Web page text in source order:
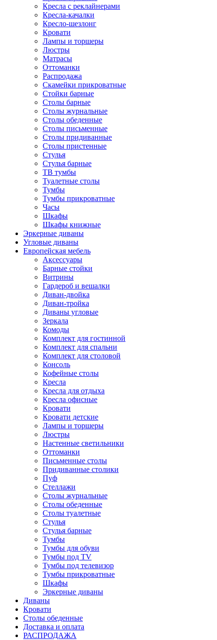
Кресла с реклайнерами
Кресла-качалки
Кресло-шезлонг
Кровати
Лампы и торшеры
Люстры
Матрасы
Оттоманки
Распродажа
Скамейки прикроватные
Стойки барные
Столы барные
Столы журнальные
Столы обеденные
Столы письменные
Столы придиванные
Столы пристенные
Стулья
Стулья барные
ТВ тумбы
Туалетные столы
Тумбы
Тумбы прикроватные
Часы
Шкафы
Шкафы книжные
Эркерные диваны
Угловые диваны
Европейская мебель
Аксессуары
Барные стойки
Витрины
Гардероб и вешалки
Диван-двойка
Диван-тройка
Диваны угловые
Зеркала
Комоды
Комплект для гостинной
Комплект для спальни
Комплект для столовой
Консоль
Кофейные столы
Кресла
Кресла для отдыха
Кресла офисные
Кровати
Кровати детские
Лампы и торшеры
Люстры
Настенные светильники
Оттоманки
Письменные столы
Придиванные столики
Пуф
Стеллажи
Столы журнальные
Столы обеденные
Столы туалетные
Стулья
Стулья барные
Тумбы
Тумбы для обуви
Тумбы под TV
Тумбы под телевизор
Тумбы прикроватные
Шкафы
Эркерные диваны
Диваны
Кровати
Столы обеденные
Доставка и оплата
РАСПРОДАЖА